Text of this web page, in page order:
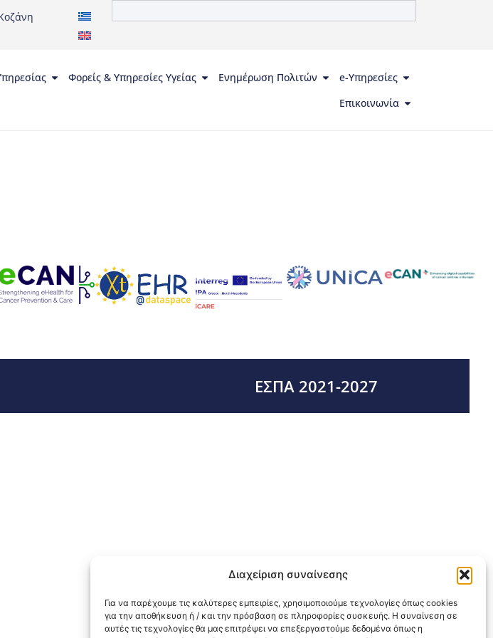
Διαχείριση συναίνεσης
Για να παρέχουμε τις καλύτερες εμπειρίες, χρησιμοποιούμε τεχνολογίες όπως cookies
για την αποθήκευση ή / και την πρόσβαση σε πληροφορίες συσκευής. Η συναίνεση σε
αυτές τις τεχνολογίες θα μας επιτρέψει να επεξεργαστούμε δεδομένα όπως η
Φορείς & Υπηρεσίες Υγείας Ενημέρωση Πολιτών
e-Υπηρεσίες
Επικοινωνία
ΕΣΠΑ 2021-2027